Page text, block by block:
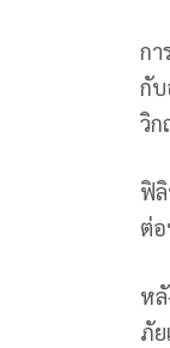
กา
กับ
วิก
ฟิ
ต่
ห
ภั